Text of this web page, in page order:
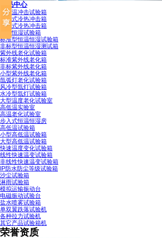
产品中心
高低温冲击试验箱
三箱式冷热冲击箱
二箱式冷热冲击箱
恒温恒湿试验箱
标准型恒温恒湿试验箱
非标型恒温恒湿测试箱
紫外线老化试验箱
标准紫外线老化箱
非标紫外线老化箱
小型紫外线老化箱
氙弧灯老化试验箱
风冷型氙灯试验箱
水冷型氙灯试验箱
大型温度老化试验室
高低温实验室
高温老化试验室
步入式恒温恒湿房
高低温试验箱
小型高低温试验箱
大型高低温试验箱
快速温度变化试验箱
线性快速温变试验箱
非线性快速温变试验箱
IP防水防尘等级试验箱
沙尘试验箱
淋雨试验箱
模拟运输振动台
电磁振动试验台
盐水喷雾试验箱
单双翼跌落试验机
各种拉力试验机
其它产品试验箱机
荣誉资质
爱佩科技专属商标
纸箱抗压检定证书
恒温恒湿试验箱专利证书